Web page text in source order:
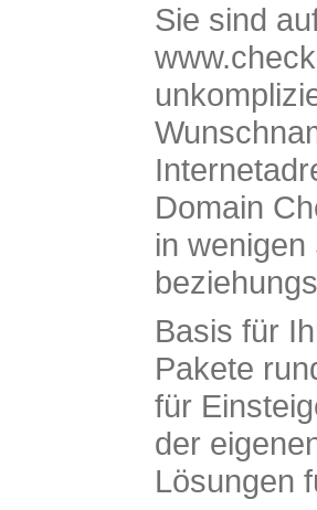
Sie sind
Domain
in
Basis für
Pakete
für
der
Lösungen